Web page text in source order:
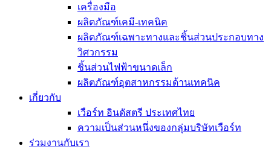
เครื่องมือ
ผลิตภัณฑ์เคมี-เทคนิค
ผลิตภัณฑ์เฉพาะทางและชิ้นส่วนประกอบทาง
วิศวกรรม
ชิ้นส่วนไฟฟ้าขนาดเล็ก
ผลิตภัณฑ์อุตสาหกรรมด้านเทคนิค
เกี่ยวกับ
เวือร์ท อินดัสตรี ประเทศไทย
ความเป็นส่วนหนึ่งของกลุ่มบริษัทเวือร์ท
ร่วมงานกับเรา